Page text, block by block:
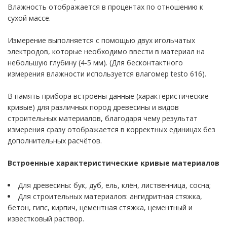
шума,
Влажность отображается в процентах по отношению к
сухой массе.
Измерение выполняется с помощью двух игольчатых
электродов, которые необходимо ввести в материал на
небольшую глубину (4-5 мм). (Для бесконтактного
измерения влажности используется влагомер testo 616).
В память прибора встроены данные (характеристические
кривые) для различных пород древесины и видов
строительных материалов, благодаря чему результат
измерения сразу отображается в корректных единицах без
дополнительных расчётов.
Встроенные характеристические кривые материалов
Для древесины: бук, дуб, ель, клён, лиственница, сосна;
Для строительных материалов: ангидритная стяжка,
бетон, гипс, кирпич, цементная стяжка, цементный и
известковый раствор.